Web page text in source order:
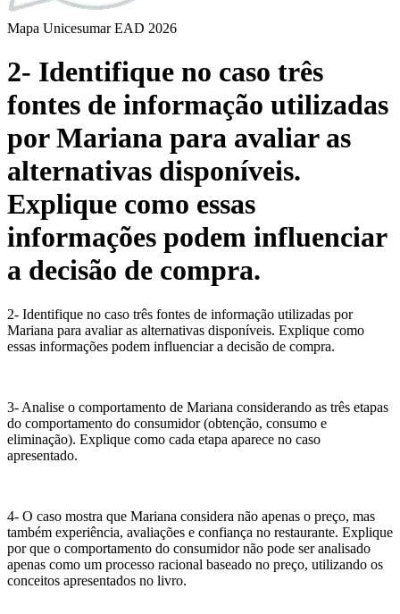
Mapa Unicesumar EAD 2026
2- Identifique no caso três
fontes de informação utilizadas
por Mariana para avaliar as
alternativas disponíveis.
Explique como essas
informações podem influenciar
a decisão de compra.
2- Identifique no caso três fontes de informação utilizadas por
Mariana para avaliar as alternativas disponíveis. Explique como
essas informações podem influenciar a decisão de compra.
3- Analise o comportamento de Mariana considerando as três etapas
do comportamento do consumidor (obtenção, consumo e
eliminação). Explique como cada etapa aparece no caso
apresentado.
4- O caso mostra que Mariana considera não apenas o preço, mas
também experiência, avaliações e confiança no restaurante. Explique
por que o comportamento do consumidor não pode ser analisado
apenas como um processo racional baseado no preço, utilizando os
conceitos apresentados no livro.